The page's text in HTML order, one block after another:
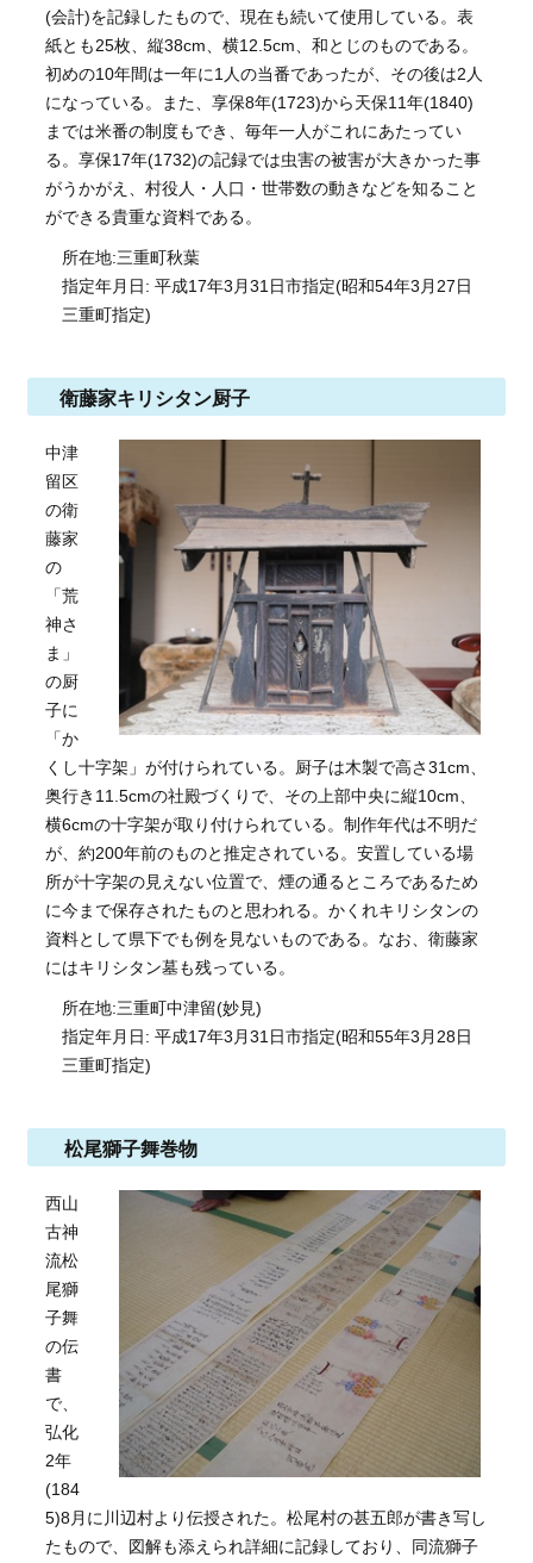
(会計)を記録したもので、現在も続いて使用している。表
紙とも25枚、縦38cm、横12.5cm、和とじのものである。
初めの10年間は一年に1人の当番であったが、その後は2人
になっている。また、享保8年(1723)から天保11年(1840)
までは米番の制度もでき、毎年一人がこれにあたってい
る。享保17年(1732)の記録では虫害の被害が大きかった事
がうかがえ、村役人・人口・世帯数の動きなどを知ること
ができる貴重な資料である。
所在地:三重町秋葉
指定年月日: 平成17年3月31日市指定(昭和54年3月27日
三重町指定)
衛藤家キリシタン厨子
中津
留区
の衛
藤家
の
「荒
神さ
ま」
の厨
子に
「か
くし十字架」が付けられている。厨子は木製で高さ31cm、
奥行き11.5cmの社殿づくりで、その上部中央に縦10cm、
横6cmの十字架が取り付けられている。制作年代は不明だ
が、約200年前のものと推定されている。安置している場
所が十字架の見えない位置で、煙の通るところであるため
に今まで保存されたものと思われる。かくれキリシタンの
資料として県下でも例を見ないものである。なお、衛藤家
にはキリシタン墓も残っている。
所在地:三重町中津留(妙見)
指定年月日: 平成17年3月31日市指定(昭和55年3月28日
三重町指定)
松尾獅子舞巻物
西山
古神
流松
尾獅
子舞
の伝
書
で、
弘化
2年
(184
5)8月に川辺村より伝授された。松尾村の甚五郎が書き写し
たもので、図解も添えられ詳細に記録しており、同流獅子